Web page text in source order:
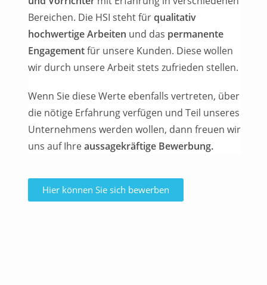
Bereichen. Die HSI steht fürqualitativ
hochwertige Arbeiten und das permanente
Engagementfür unsere Kunden. Diese wollen
wir durch unsere Arbeit stets zufrieden stellen.
Wenn Sie diese Werte ebenfalls vertreten, über
die nötige Erfahrung verfügen und Teil unseres
Unternehmens werden wollen, dann freuen wir
uns auf Ihreaussagekräftige Bewerbung.
Hier können Sie sich bewerben